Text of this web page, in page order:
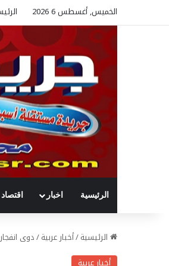
الخميس, أغسطس 6 2026
الرئيسية اخبار اقتصاد
الرئيسية/أخبار عربية/دوى
أخبار عربية